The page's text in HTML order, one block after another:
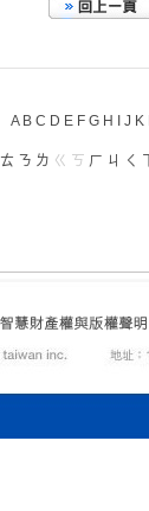
A B C D E F G H J K
ㄊ ㄋ ㄌ ㄍ ㄎ ㄏ ㄐ ㄑ